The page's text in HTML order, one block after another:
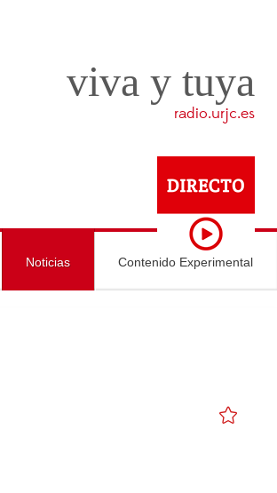
viva y tuya
radio.urjc.es
Noticias Contenido Experimental